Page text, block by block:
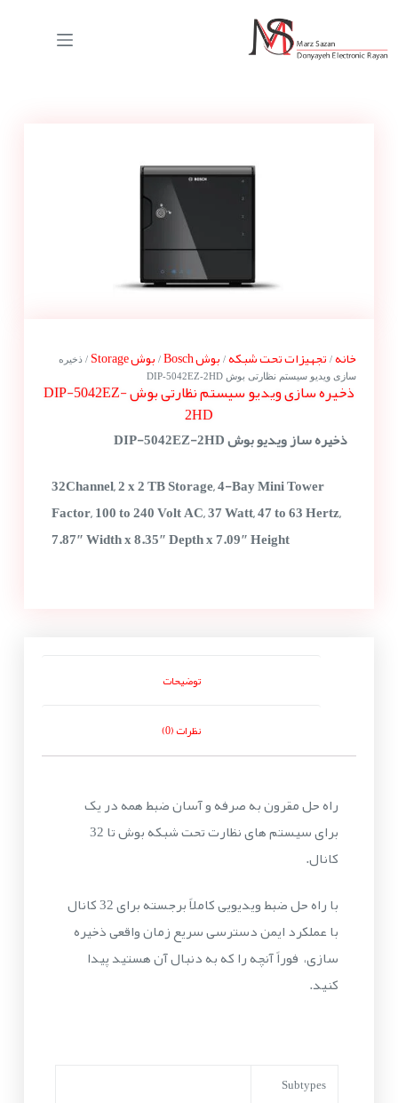
خانه/ تجهیزات تحت شبکه/ بوش Bosch / بوش Storage
/ ذخیره
سازی ویدیو سیستم نظارتی بوش DIP-5042EZ-2HD
ذخیره سازی ویدیو سیستم نظارتی بوش DIP-5042EZ-
2HD
ذخیره ساز ویدیو بوش DIP-5042EZ-2HD
32Channel, 2 x 2 TB Storage, 4-Bay Mini Tower
Factor, 100 to 240 Volt AC, 37 Watt, 47 to 63 Hertz,
7.87″ Width x 8.35″ Depth x 7.09″ Height
توضیحات
نظرات (0)
راه حل مقرون به صرفه و آسان ضبط همه در یک
برای سیستم های نظارت تحت شبکه بوش تا 32
کانال.
با راه حل ضبط ویدیویی کاملاً برجسته برای 32 کانال
با عملکرد ایمن دسترسی سریع زمان واقعی ذخیره
سازی، فوراً آنچه را که به دنبال آن هستید پیدا
کنید.
Subtypes